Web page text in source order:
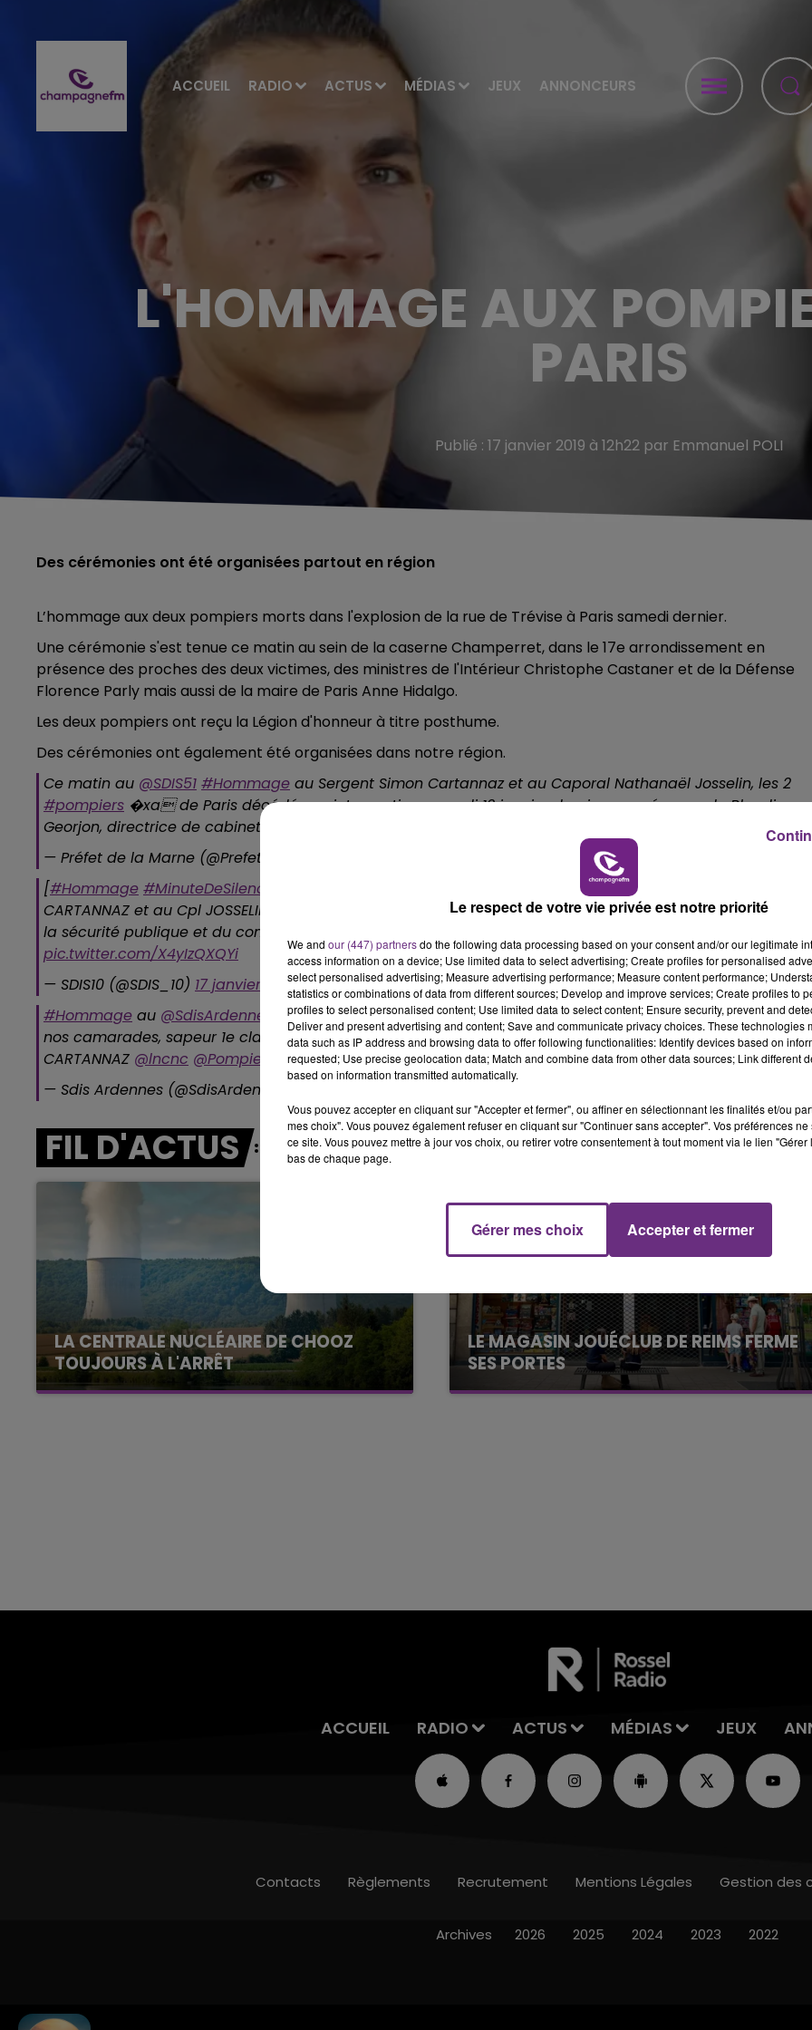
ACCUEIL RADIO ACTUS MÉDIAS JEUX ANNONCEURS
LE WEEK-END CHAMPAGNE FM
16h00 - 20h00
LE WEEK-END CHAMPAGNE FM
L'HOMMAGE AUX
PARIS
Publié : 17 janvier 2019 à 12h22 par Emmanuel POLI
Des cérémonies ont été organisées partout en région
L’hommage aux deux pompiers morts dans l'explosion de la rue de Trévise à Paris samedi dernier.
Une cérémonie s'est tenue ce matin au sein de la caserne Champerret, dans le 17e arrondissement en
présence des proches des deux victimes, des ministres de l'Intérieur Christophe Castaner et de la Défense
Florence Parly mais aussi de la maire de Paris Anne Hidalgo.
Les deux pompiers ont reçu la Légion d'honneur à titre posthume.
Des cérémonies ont également été organisées dans notre région.
Ce matin au @SDIS51 #Hommage au Sergent Simon Cartannaz et au Caporal Nathanaël Josselin, les 2
#pompiers �xa de Paris décédés en intervention samedi 12 janvier dernier, en présence de Blandine
Georjon, directrice de cabinet du
— Préfet de la Marne (@Prefet51)
[#Hommage #MinuteDeSilence
] de l’ensemble du personnel du SDIS de l’Aube en mémoire du Sgt
CARTANNAZ et au Cpl JOSSELIN en présence du Directeur de cabinet du Préfet, de la Directrice départle de
la sécurité publique et du commandant en second du groupt de gendarmerie de l’Aube
pic.twitter.com/X4yIzQXQYi
— SDIS10 (@SDIS_10) 17 janvier 2019
#Hommage au @SdisArdennes avec@Prefet08,#douanes #CRS23pour le courage et le dévouement
nos camarades, sapeur 1e classe Bertrand PIMÉ, sapeur 1e classe Nathanaël JOSSELIN et caporal Simon
CARTANNAZ @lncnc @PompiersParis @upc988 pic.twitter.com/Vm3b7EOEMm
— Sdis Ardennes (@SdisArdennes)
FIL D'ACTUS
LA CENTRALE NUCLÉAIRE DE CHOOZ
TOUJOURS À L'ARRÊT
Cela fait déjà une semaine que la centrale
LE MAGASIN JOUÉCLUB DE REIMS FERME
SES PORTES
C'était l'une des institutions du centre-ville
16h00 - 20h00
LE WEEK-END CHAMPAGNE FM
7h00 - 12h00
ACCUEIL RADIO ACTUS MÉDIAS JEUX
Contacts Règlements Recrutement Mentions Légales Gestion des
Archives 2026 2025 2024 2023 2022
Le respect de votre vie privée est notre priorité
We and our (447) partnersdo the following data processing based on your consent and/or our legitimate
access information on a device; Use limited data to select advertising; Create profiles for personalised
select personalised advertising; Measure advertising performance; Measure content performance;
statistics or combinations of data from different sources; Develop and improve services; Create profiles to
profiles to select personalised content; Use limited data to select content; Ensure security, prevent and
Deliver and present advertising and content; Save and communicate privacy choices. These technologies
data such as IP address and browsing data to offer following functionalities: Identify devices based on
requested; Use precise geolocation data; Match and combine data from other data sources; Link different
based on information transmitted automatically.
Vous pouvez accepter en cliquant sur "Accepter et fermer", ou affiner en sélectionnant les finalités et/ou
mes choix". Vous pouvez également refuser en cliquant sur "Continuer sans accepter". Vos préférences
ce site. Vous pouvez mettre à jour vos choix, ou retirer votre consentement à tout moment via le lien
bas de chaque page.
Gérer mes choix Accepter et fermer